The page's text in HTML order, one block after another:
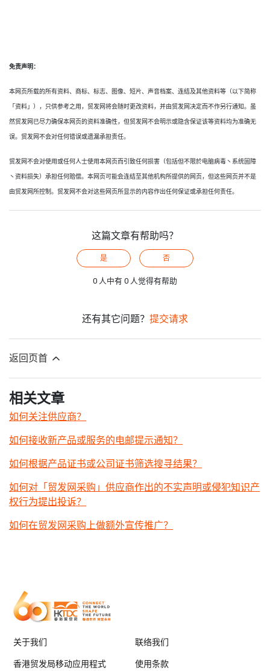
免责声明：
本网页所载的所有资料、商标、标志、图像、短片、声音档案、连结及其他资料等（以下简称
「资料」），只供参考之用，贸发网将会随时更改资料，并由贸发网决定而不作另行通知。虽
然贸发网已尽力确保本网页的资料准确性，但贸发网不会明示或隐含保证该等资料均为准确无
误。贸发网不会对任何错误或遗漏承担责任。
贸发网不会对使用或任何人士使用本网页而引致任何损害（包括但不限於电脑病毒丶系统固障
丶资料损失）承担任何赔偿。本网页可能会连结至其他机构所提供的网页，但这些网页并不是
由贸发网所控制。贸发网不会对这些网页所显示的内容作出任何保证或承担任何责任。
这篇文章有帮助吗？
是 否
0 人中有 0 人觉得有帮助
还有其它问题？ 提交请求
返回页首
相关文章
如何关注供应商？
如何接收新产品或服务的电邮提示通知？
如何根据产品证书或公司证书筛选搜寻结果？
如何对「贸发网采购」供应商作出的不实声明或侵犯知识产
权行为提出投诉？
如何在贸发网采购上做额外宣传推广？
关于我们 联络我们
香港贸发局移动应用程式 使用条款